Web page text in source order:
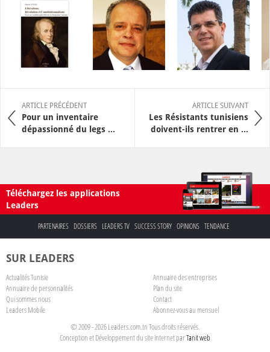
ARTICLE PRÉCÉDENT
Pour un inventaire
dépassionné du legs ...
ARTICLE SUIVANT
Les Résistants tunisiens
doivent-ils rentrer en ...
Téléchargez les applications
Leaders
PARTENAIRES DOSSIERS LEADERS TV SUCCESS STORY OPINIONS TENDANCE
SUR LEADERS
Actualités Tunisie
Annuaire des entreprises
Annuaire de personnalités
Plan du site
Qui sommes nous
Contact
Leaders Mobile
Abonnez-vous au mensuel
© 2009 - 2026 Leaders.com.tn Tous droits réservés.
Conception et Développement du site internet parTanit web